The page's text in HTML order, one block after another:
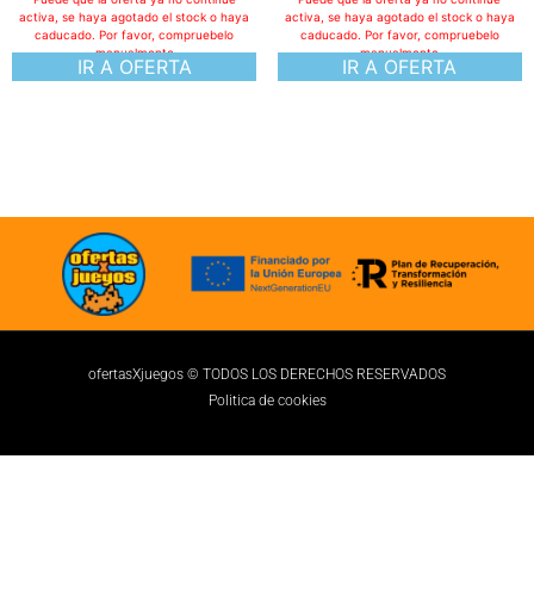
IR A OFERTA
activa, se haya agotado el stock o haya
caducado. Por favor, compruebelo
manualmente
IR A OFERTA
activa, se haya agotado el stock o haya
caducado. Por favor, compruebelo
manualmente
ofertasXjuegos © TODOS LOS DERECHOS RESERVADOS
Politica de cookies